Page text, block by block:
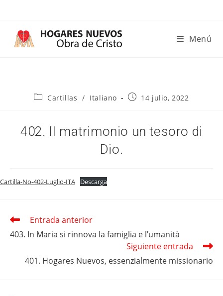
contenido
Menú
Categoría
entrada:
Cartillas / Italiano
Publicación
entrada:
14 julio, 2022
402. Il matrimonio un tesoro di
Dio.
Cartilla-No-402-Luglio-ITA Descarga
Leer
artículos
Entrada anterior
403. In Maria si rinnova la famiglia e l’umanità
Siguiente entrada
401. Hogares Nuevos, essenzialmente missionario